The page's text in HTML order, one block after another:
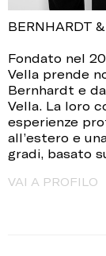
BERNHARDT
Fondato nel
Vella prende
Bernhardt e
Vella. La loro
esperienze
all’estero e
gradi, basato
VAI A PROFILO